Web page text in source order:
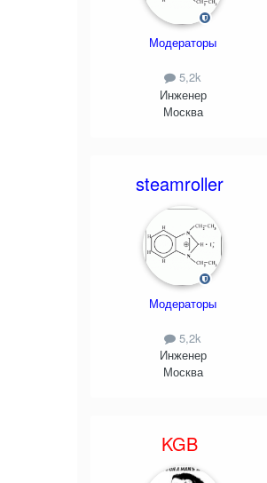
Модераторы
5,2k
Инженер
Москва
steamroller
Модераторы
5,2k
Инженер
Москва
KGB